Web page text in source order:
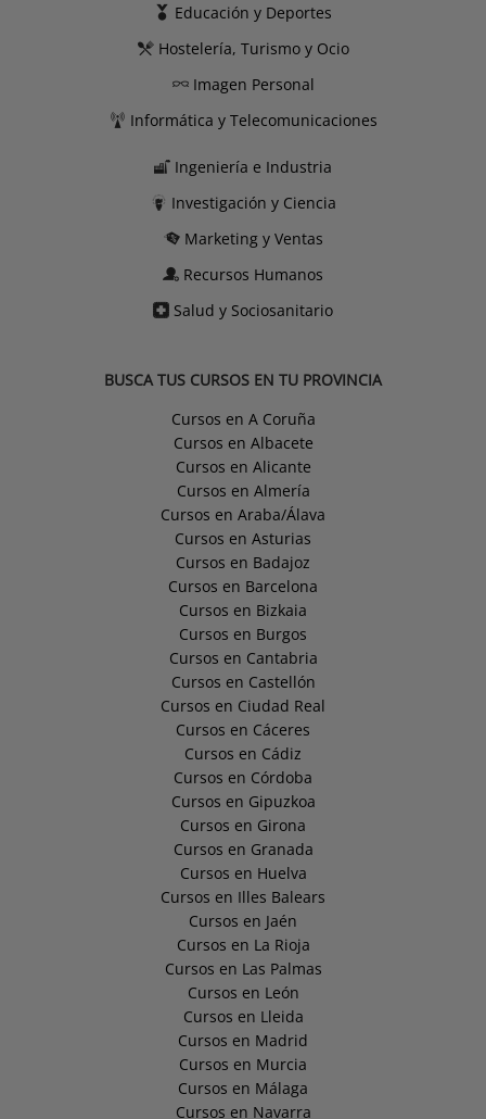
Educación y Deportes
Hostelería, Turismo y Ocio
Imagen Personal
Informática y Telecomunicaciones
Ingeniería e Industria
Investigación y Ciencia
Marketing y Ventas
Recursos Humanos
Salud y Sociosanitario
BUSCA TUS CURSOS EN TU PROVINCIA
Cursos en A Coruña
Cursos en Albacete
Cursos en Alicante
Cursos en Almería
Cursos en Araba/Álava
Cursos en Asturias
Cursos en Badajoz
Cursos en Barcelona
Cursos en Bizkaia
Cursos en Burgos
Cursos en Cantabria
Cursos en Castellón
Cursos en Ciudad Real
Cursos en Cáceres
Cursos en Cádiz
Cursos en Córdoba
Cursos en Gipuzkoa
Cursos en Girona
Cursos en Granada
Cursos en Huelva
Cursos en Illes Balears
Cursos en Jaén
Cursos en La Rioja
Cursos en Las Palmas
Cursos en León
Cursos en Lleida
Cursos en Madrid
Cursos en Murcia
Cursos en Málaga
Cursos en Navarra